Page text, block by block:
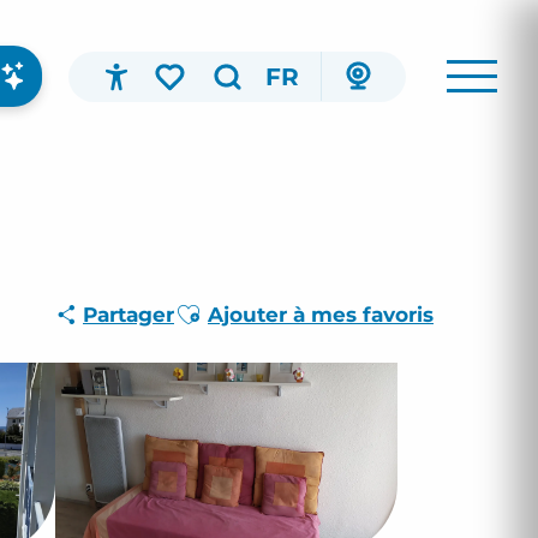
FR
PartagerAjouter aux favoris
Ajouter à mes favoris